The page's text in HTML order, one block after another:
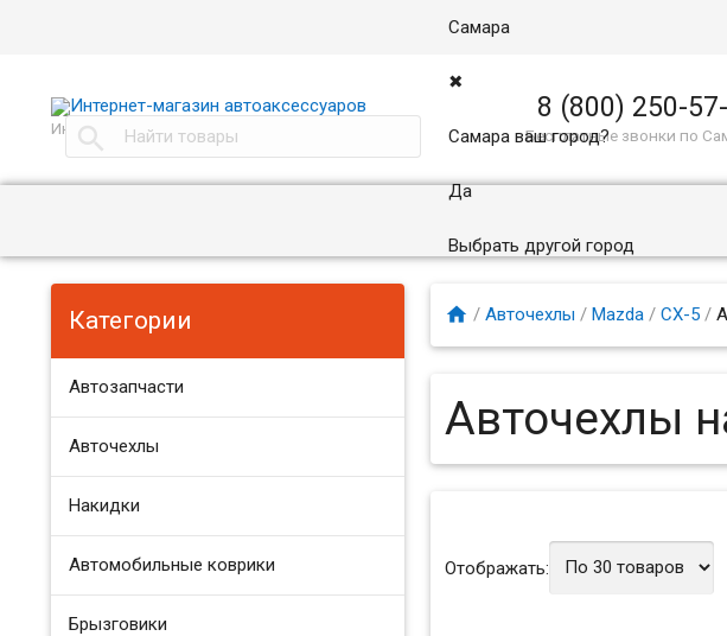

Самара
✖
Самара ваш город?
Да
Выбрать другой город
Интернет магазин автоаксессуаров в Самаре
8 (800) 250-
Бесплатные звонки по
Категории
Автозапчасти
Авточехлы
Накидки
Автомобильные коврики
Брызговики
 / Авточехлы / Mazda / CX-5 /
Авточехлы
Отображать: